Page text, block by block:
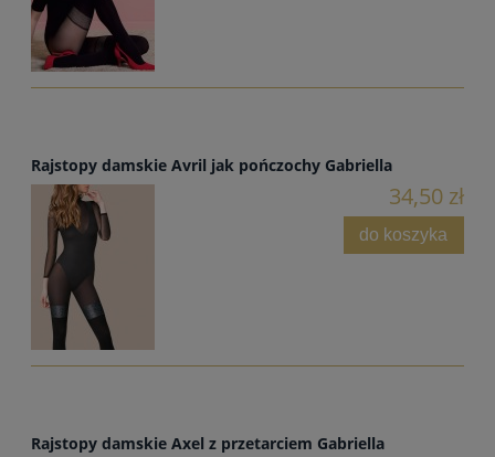
Rajstopy damskie Avril jak pończochy Gabriella
34,50 zł
do koszyka
Rajstopy damskie Axel z przetarciem Gabriella